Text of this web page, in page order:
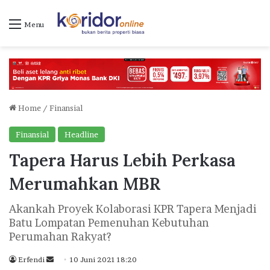
Menu
Home / Finansial
Finansial Headline
Tapera Harus Lebih Perkasa
Merumahkan MBR
Akankah Proyek Kolaborasi KPR Tapera Menjadi
Batu Lompatan Pemenuhan Kebutuhan
Perumahan Rakyat?
Erfendi 10 Juni 2021 18:20